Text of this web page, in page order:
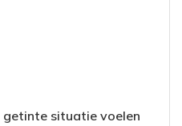
getinte situatie voelen